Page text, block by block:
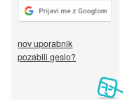
nov uporabnik
pozabili geslo?